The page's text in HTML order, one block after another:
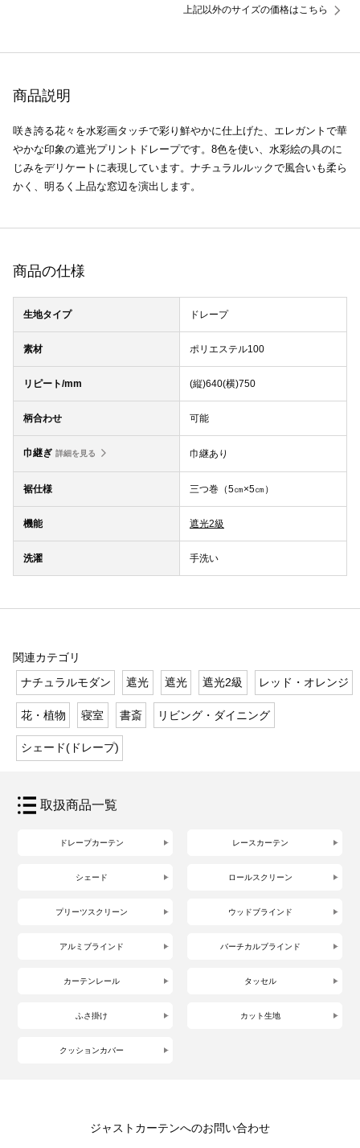
上記以外のサイズの価格はこちら
商品説明
咲き誇る花々を水彩画タッチで彩り鮮やかに仕上げた、エレガントで華
やかな印象の遮光プリントドレープです。8色を使い、水彩絵の具のに
じみをデリケートに表現しています。ナチュラルルックで風合いも柔ら
かく、明るく上品な窓辺を演出します。
商品の仕様
生地タイプ ドレープ
素材 ポリエステル100
リピート/mm (縦)640(横)750
柄合わせ 可能
巾継ぎ 詳細を見る 巾継あり
裾仕様 三つ巻（5㎝×5㎝）
機能 遮光2級
洗濯 手洗い
関連カテゴリ
ナチュラルモダン
遮光 遮光 遮光2級 レッド・オレンジ
花・植物 寝室 書斎 リビング・ダイニング
シェード(ドレープ)
取扱商品一覧
ドレープカーテン レースカーテン
シェード ロールスクリーン
プリーツスクリーン ウッドブラインド
アルミブラインド バーチカルブラインド
カーテンレール タッセル
ふさ掛け カット生地
クッションカバー
ジャストカーテンへのお問い合わせ